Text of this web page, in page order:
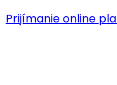
Prijímanie online